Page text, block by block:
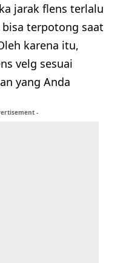
jarak flens terlalu
terpotong saat
karena itu,
velg sesuai
yang Anda
-